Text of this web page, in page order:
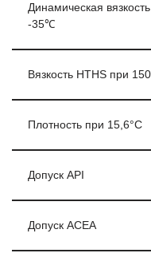
Динамическая
-35℃
Вязкость HTHS при
Плотность при 15,6°C
Допуск API
Допуск ACEA